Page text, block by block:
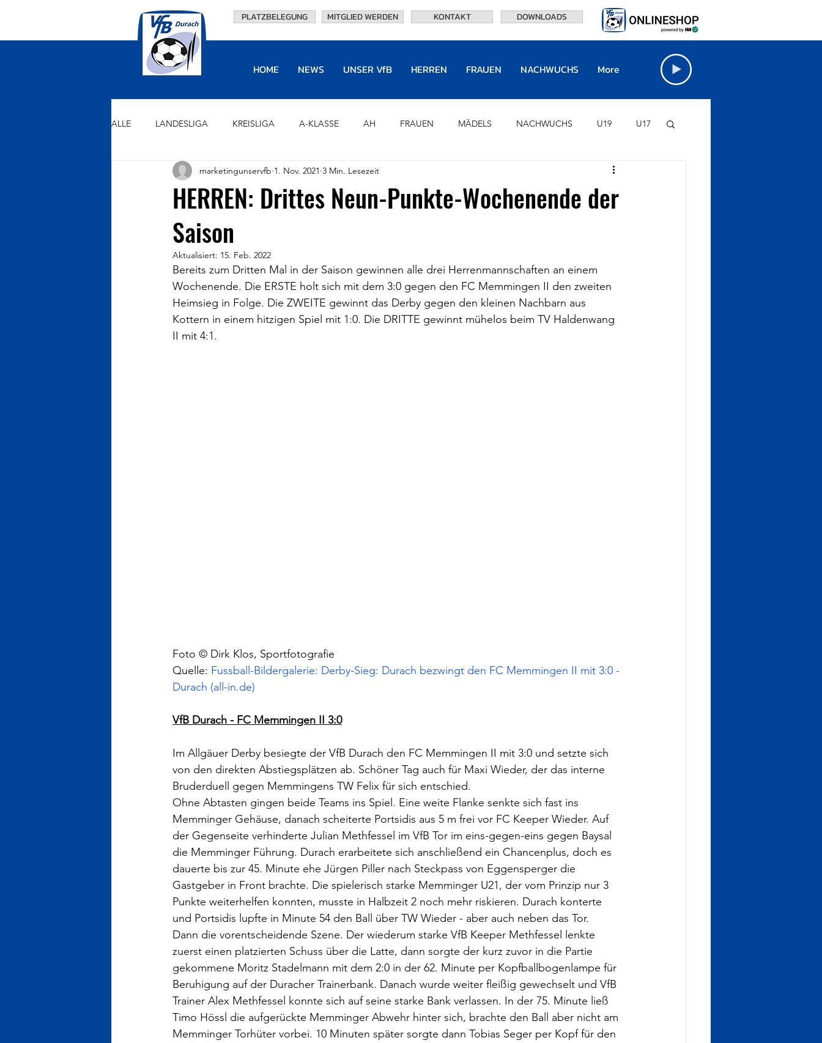
PLATZBELEGUNG MITGLIED WERDEN KONTAKT DOWNLOADS
HOME NEWS UNSER VfB HERREN FRAUEN NACHWUCHS More
ALLE LANDESLIGA KREISLIGA A-KLASSE AH FRAUEN MÄDELS NACHWUCHS U19 U17
U13 U11 U9 U8 CHRONIK
VORSTAND
HERREN: Drittes Neun-Punkte-Wochenende der
Saison
marketingunservfb 1. Nov. 2021 3 Min. Lesezeit
Aktualisiert: 15. Feb. 2022
Bereits zum Dritten Mal in der Saison gewinnen alle drei Herrenmannschaften an einem
Wochenende. Die ERSTE holt sich mit dem 3:0 gegen den FC Memmingen II den zweiten
Heimsieg in Folge. Die ZWEITE gewinnt das Derby gegen den kleinen Nachbarn aus
Kottern in einem hitzigen Spiel mit 1:0. Die DRITTE gewinnt mühelos beim TV Haldenwang
II mit 4:1.
Foto © Dirk Klos, Sportfotografie
Quelle: Fussball-Bildergalerie: Derby-Sieg: Durach bezwingt den FC Memmingen II mit 3:0 -
Durach (all-in.de)
VfB Durach - FC Memmingen II 3:0
Im Allgäuer Derby besiegte der VfB Durach den FC Memmingen II mit 3:0 und setzte sich
von den direkten Abstiegsplätzen ab. Schöner Tag auch für Maxi Wieder, der das interne
Bruderduell gegen Memmingens TW Felix für sich entschied.
Ohne Abtasten gingen beide Teams ins Spiel. Eine weite Flanke senkte sich fast ins
Memminger Gehäuse, danach scheiterte Portsidis aus 5 m frei vor FC Keeper Wieder. Auf
der Gegenseite verhinderte Julian Methfessel im VfB Tor im eins-gegen-eins gegen Baysal
die Memminger Führung. Durach erarbeitete sich anschließend ein Chancenplus, doch es
dauerte bis zur 45. Minute ehe Jürgen Piller nach Steckpass von Eggensperger die
Gastgeber in Front brachte. Die spielerisch starke Memminger U21, der vom Prinzip nur 3
Punkte weiterhelfen konnten, musste in Halbzeit 2 noch mehr riskieren. Durach konterte
und Portsidis lupfte in Minute 54 den Ball über TW Wieder - aber auch neben das Tor.
Dann die vorentscheidende Szene. Der wiederum starke VfB Keeper Methfessel lenkte
zuerst einen platzierten Schuss über die Latte, dann sorgte der kurz zuvor in die Partie
gekommene Moritz Stadelmann mit dem 2:0 in der 62. Minute per Kopfballbogenlampe für
Beruhigung auf der Duracher Trainerbank. Danach wurde weiter fleißig gewechselt und VfB
Trainer Alex Methfessel konnte sich auf seine starke Bank verlassen. In der 75. Minute ließ
Timo Hössl die aufgerückte Memminger Abwehr hinter sich, brachte den Ball aber nicht am
Memminger Torhüter vorbei. 10 Minuten später sorgte dann Tobias Seger per Kopf für den